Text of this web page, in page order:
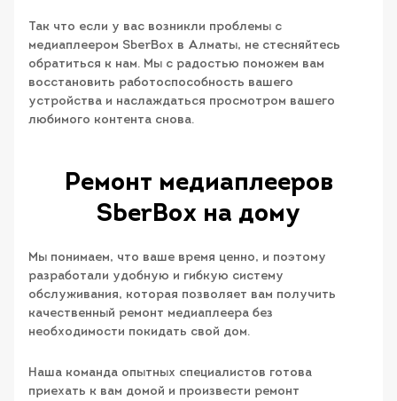
Так что если у вас возникли проблемы с
медиаплеером SberBox в Алматы, не стесняйтесь
обратиться к нам. Мы с радостью поможем вам
восстановить работоспособность вашего
устройства и наслаждаться просмотром вашего
любимого контента снова.
Ремонт медиаплееров
SberBox на дому
Мы понимаем, что ваше время ценно, и поэтому
разработали удобную и гибкую систему
обслуживания, которая позволяет вам получить
качественный ремонт медиаплеера без
необходимости покидать свой дом.
Наша команда опытных специалистов готова
приехать к вам домой и произвести ремонт